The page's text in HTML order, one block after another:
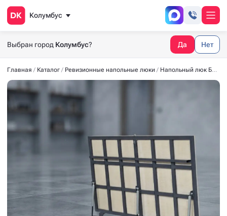
Колумбус
Выбран город Колумбус? Да Нет
Главная Каталог Ревизионные напольные люки Напольный люк БЮДЖЕТ 1500x800